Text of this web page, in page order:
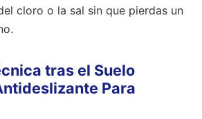
cloro o la sal sin que pierdas un
tras el Suelo
Para